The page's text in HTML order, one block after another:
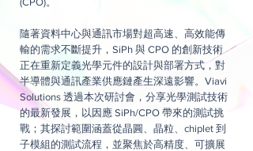
隨著資料中心與通訊市場對超高速、高效能傳
輸的需求不斷提升，SiPh 與 CPO 的創新技術
正在重新定義光學元件的設計與部署方式，對
半導體與通訊產業供應鏈產生深遠影響。Viavi
Solutions 透過本次研討會，分享光學測試技術
的最新發展，以因應 SiPh/CPO 帶來的測試挑
戰；其探討範圍涵蓋從晶圓、晶粒、chiplet 到
子模組的測試流程，並聚焦於高精度、可擴展